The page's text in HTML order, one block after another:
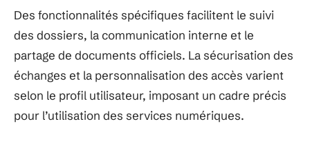
Des fonctionnalités spécifiques facilitent le suivi
des dossiers, la communication interne et le
partage de documents officiels. La sécurisation des
échanges et la personnalisation des accès varient
selon le profil utilisateur, imposant un cadre précis
pour l’utilisation des services numériques.